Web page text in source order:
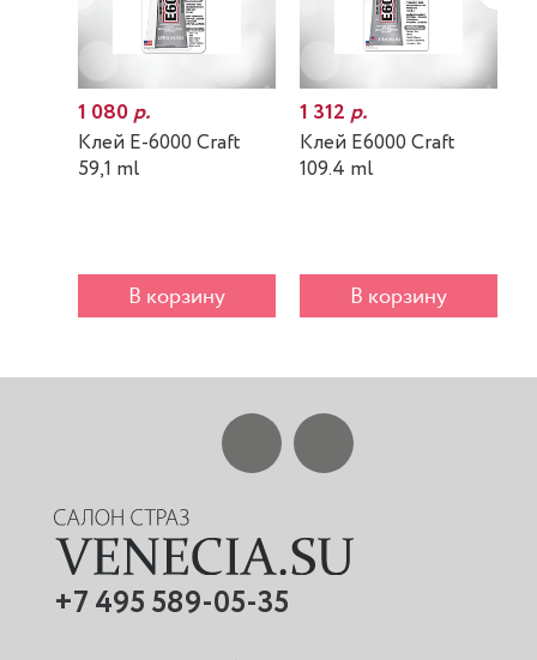
1 080р.
Клей E-6000 Craft
59,1 ml
В корзину
1 312р.
Клей E6000 Craft
109.4 ml
В корзину
+7 495 589-05-35